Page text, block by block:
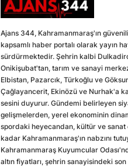
Ajans 344, Kahramanmaraş'ın
kapsamlı haber portalı olarak yayın
sürdürmektedir. Şehrin kalbi
Onikişubat'tan, tarım ve sanayi
Elbistan, Pazarcık, Türkoğlu ve
Çağlayancerit, Ekinözü ve Nurhak'a
sesini duyurur. Gündemi belirleyen
gelişmelerden, yerel ekonominin
spordaki heyecandan, kültür ve
kadar Kahramanmaraş'ın nabzını
Kahramanmaraş Kuyumcular
altın fiyatları, şehrin sanayisindeki